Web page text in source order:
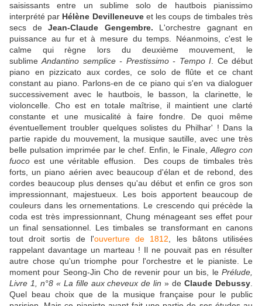
saisissants entre un sublime solo de hautbois pianissimo
interprété par Hélène Devilleneuveet les coups de timbales très
secs de Jean-Claude Gengembre. L'orchestre gagnant en
puissance au fur et à mesure du temps. Néanmoins, c'est le
calme qui règne lors du deuxième mouvement, le
sublimeAndantino semplice - Prestissimo - Tempo I . Ce début
piano en pizzicato aux cordes, ce solo de flûte et ce chant
constant au piano. Parlons-en de ce piano qui s'en va dialoguer
successivement avec le hautbois, le basson, la clarinette, le
violoncelle. Cho est en totale maîtrise, il maintient une clarté
constante et une musicalité à faire fondre. De quoi même
éventuellement troubler quelques solistes du Philhar' ! Dans la
partie rapide du mouvement, la musique sautille, avec une très
belle pulsation imprimée par le chef. Enfin, le Finale, Allegro con
fuoco est une véritable effusion. Des coups de timbales très
forts, un piano aérien avec beaucoup d'élan et de rebond, des
cordes beaucoup plus denses qu'au début et enfin ce gros son
impressionnant, majestueux. Les bois apportent beaucoup de
couleurs dans les ornementations. Le crescendo qui précède la
coda est très impressionnant, Chung ménageant ses effet pour
un final sensationnel. Les timbales se transformant en canons
tout droit sortis de l'ouverture de 1812 , les bâtons utilisées
rappelant davantage un marteau ! Il ne pouvait pas en résulter
autre chose qu'un triomphe pour l'orchestre et le pianiste. Le
moment pour Seong-Jin Cho de revenir pour un bis, le Prélude,
Livre 1, n°8 « La fille aux cheveux de lin » deClaude Debussy
Quel beau choix que de la musique française pour le public